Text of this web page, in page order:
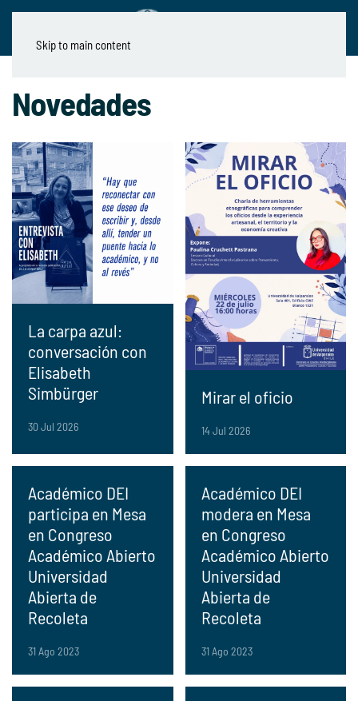
Skip to main content
Novedades
La carpa azul:
conversación con
Elisabeth
Simbürger
30 Jul 2026
Mirar el oficio
14 Jul 2026
Académico DEI
participa en Mesa
en Congreso
Académico Abierto
Universidad
Abierta de
Recoleta
31 Ago 2023
Académico DEI
modera en Mesa
en Congreso
Académico Abierto
Universidad
Abierta de
Recoleta
31 Ago 2023